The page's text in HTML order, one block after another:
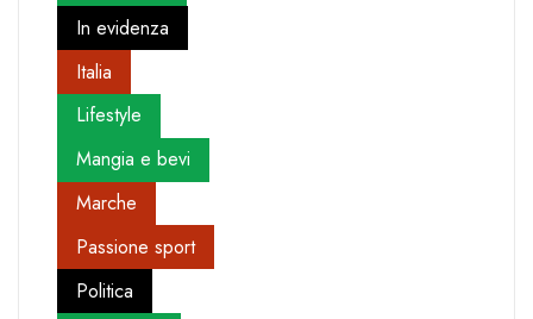
In evidenza
Italia
Lifestyle
Mangia e bevi
Marche
Passione sport
Politica